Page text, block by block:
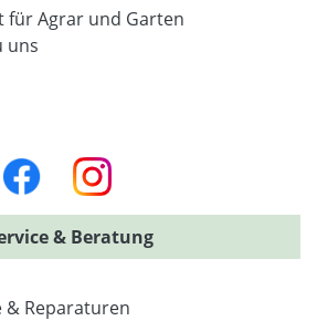
für Agrar und Garten
uns
& Beratung
& Reparaturen